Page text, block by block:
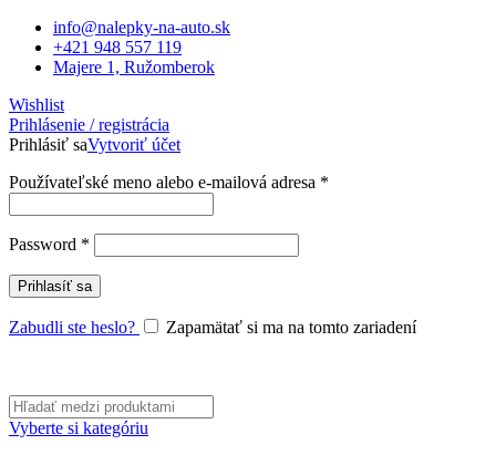
info@nalepky-na-auto.sk
+421 948 557 119
Majere 1, Ružomberok
Wishlist
Prihlásenie / registrácia
Prihlásiť saVytvoriť účet
Používateľské meno alebo e-mailová adresa *
Password *
Prihlasíť sa
Zabudli ste heslo? Zapamätať si ma na tomto zariadení
Vyberte si kategóriu